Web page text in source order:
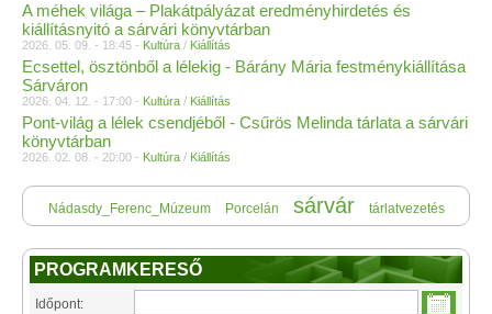
A méhek világa – Plakátpályázat eredményhirdetés és
kiállításnyitó a sárvári könyvtárban
2026. 05. 09. - 18:45 - Kultúra / Kiállítás
Ecsettel, ösztönből a lélekig - Bárány Mária festménykiállítása
Sárváron
2026. 04. 12. - 17:00 - Kultúra / Kiállítás
Pont-világ a lélek csendjéből - Csűrös Melinda tárlata a sárvári
könyvtárban
2026. 02. 08. - 20:00 - Kultúra / Kiállítás
Nádasdy_Ferenc_Múzeum Porcelán sárvár tárlatvezetés
PROGRAMKERESŐ
Időpont: